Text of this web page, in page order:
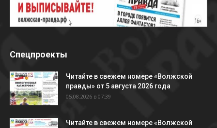
Спецпроекты
Читайте в свежем номере «Волжской
правды» от 5 августа 2026 года
05.08.2026 в 07:39
Читайте в свежем номере «Волжской